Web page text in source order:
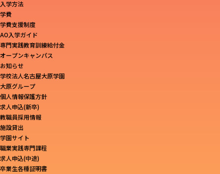
入学方法
学費
学費支援制度
AO入学ガイド
専門実践教育訓練給付金
オープンキャンパス
お知らせ
学校法人名古屋大原学園
大原グループ
個人情報保護方針
求人申込(新卒)
教職員採用情報
施設貸出
学園サイト
職業実践専門課程
求人申込(中途)
卒業生各種証明書